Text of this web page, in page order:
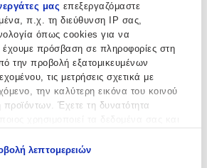
μας επεξεργαζόμαστε
π.χ. τη διεύθυνση IP σας,
όπως cookies για να
πρόσβαση σε πληροφορίες στη
την προβολή εξατομικευμένων
τις μετρήσεις σχετικά με
την καλύτερη εικόνα του κοινού
Έχετε τη δυνατότητα
λεπτομερειών